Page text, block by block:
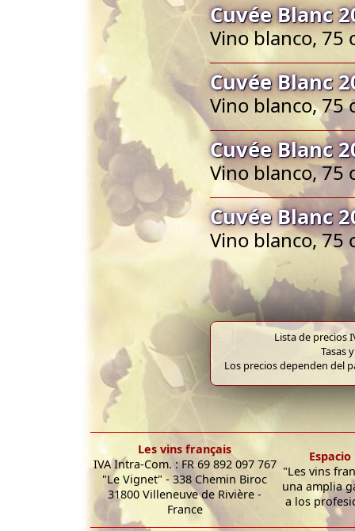
Cuvée Blanc
Vino blanco, 75
Cuvée Blanc
Vino blanco, 75
Cuvée Blanc
Vino blanco, 75
Cuvée Blanc
Vino blanco, 75
Lista de precios
Tasas
Los precios dependen del
Les vins français
IVA Intra-Com. : FR 69 892 097 767
"Le Vignet" - 338 Chemin Biroc
31800 Villeneuve de Rivière -
France
"Les vins
una amplia
a los